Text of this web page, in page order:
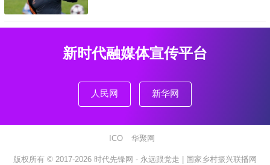
新时代融媒体宣传平台
人民网 新华网
ICO 华聚网
版权所有 © 2017-2026 时代先锋网 - 永远跟党走 |
国家乡村振兴联播网